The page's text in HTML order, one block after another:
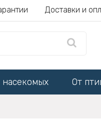
Доставки и
насекомых От